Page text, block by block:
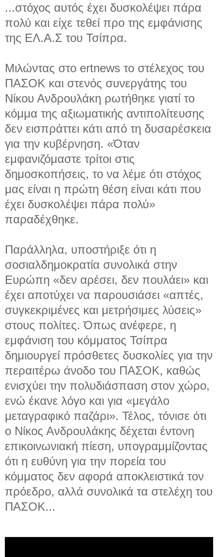
...στόχος αυτός έχει δυσκολέψει πάρα
πολύ και είχε τεθεί προ της εμφάνισης
της ΕΛ.Α.Σ του Τσίπρα.
Μιλώντας στο ertnews το στέλεχος του
ΠΑΣΟΚ και στενός συνεργάτης του
Νίκου Ανδρουλάκη ρωτήθηκε γιατί το
κόμμα της αξιωματικής αντιπολίτευσης
δεν εισπράττει κάτι από τη δυσαρέσκεια
για την κυβέρνηση. «Όταν
εμφανιζόμαστε τρίτοι στις
δημοσκοπήσεις, το να λέμε ότι στόχος
μας είναι η πρώτη θέση είναι κάτι που
έχει δυσκολέψει πάρα πολύ»
παραδέχθηκε.
Παράλληλα, υποστήριξε ότι η
σοσιαλδημοκρατία συνολικά στην
Ευρώπη «δεν αρέσει, δεν πουλάει» και
έχει αποτύχει να παρουσιάσει «απτές,
συγκεκριμένες και μετρήσιμες λύσεις»
στους πολίτες. Όπως ανέφερε, η
εμφάνιση του κόμματος Τσίπρα
δημιουργεί πρόσθετες δυσκολίες για την
περαιτέρω άνοδο του ΠΑΣΟΚ, καθώς
ενισχύει την πολυδιάσπαση στον χώρο,
ενώ έκανε λόγο και για «μεγάλο
μεταγραφικό παζάρι». Τέλος, τόνισε ότι
ο Νίκος Ανδρουλάκης δέχεται έντονη
επικοινωνιακή πίεση, υπογραμμίζοντας
ότι η ευθύνη για την πορεία του
κόμματος δεν αφορά αποκλειστικά τον
πρόεδρο, αλλά συνολικά τα στελέχη του
ΠΑΣΟΚ...